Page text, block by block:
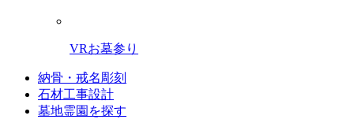
VRお墓参り
納骨・戒名彫刻
石材工事設計
墓地霊園を探す